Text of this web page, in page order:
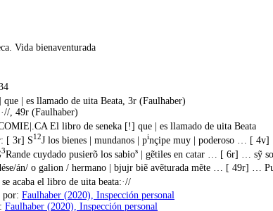
Vida bienaventurada
| es llamado de uita Beata, 3r (Faulhaber)
, 49r (Faulhaber)
El libro de seneka [!] que | es llamado de uita Beata
[ 3r] S12J los bienes | mundanos | pinçipe muy | poderoso … [ 4v]
3Rande cuydado pusierõ los sabios | gẽtiles en catar … [ 6r] … sỹ
án/ o galion / hermano | bjujr biẽ avẽturada mẽte … [ 49r] …
acaba el libro de uita beata:·//
por: Faulhaber (2020), Inspección personal
Faulhaber (2020), Inspección personal